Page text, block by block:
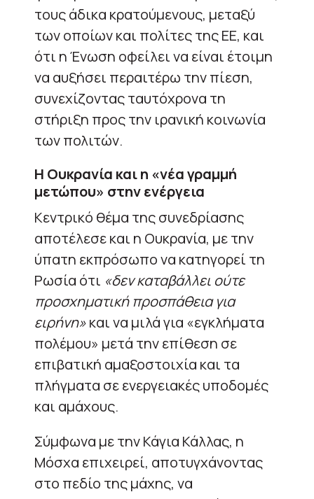
τους άδικα κρατούμενους, μεταξύ
των οποίων και πολίτες της ΕΕ, και
ότι η Ένωση οφείλει να είναι έτοιμη
να αυξήσει περαιτέρω την πίεση,
συνεχίζοντας ταυτόχρονα τη
στήριξη προς την ιρανική κοινωνία
των πολιτών.
Η Ουκρανία και η «νέα γραμμή
μετώπου» στην ενέργεια
Κεντρικό θέμα της συνεδρίασης
αποτέλεσε και η Ουκρανία, με την
ύπατη εκπρόσωπο να κατηγορεί τη
Ρωσία ότι «δεν καταβάλλει ούτε
προσχηματική προσπάθεια για
ειρήνη»και να μιλά για «εγκλήματα
πολέμου» μετά την επίθεση σε
επιβατική αμαξοστοιχία και τα
πλήγματα σε ενεργειακές υποδομές
και αμάχους.
Σύμφωνα με την Κάγια Κάλλας, η
Μόσχα επιχειρεί, αποτυγχάνοντας
στο πεδίο της μάχης, να